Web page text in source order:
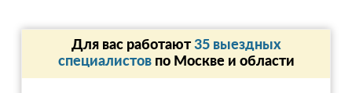
Для вас работают35 выездных
специалистовпо Москве и области